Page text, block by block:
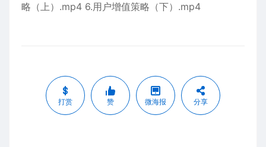
略（上）.mp4 6.用户增值策略（下）.mp4
打赏 赞 微海报 分享